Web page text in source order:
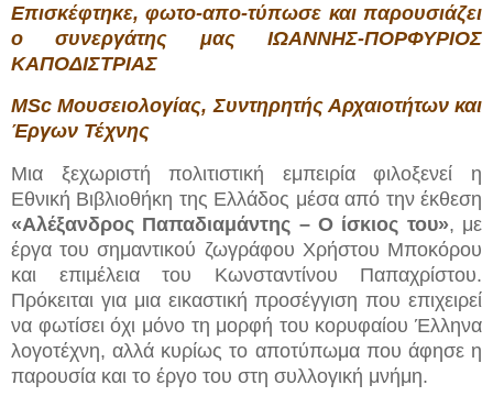
Επισκέφτηκε, φωτο-απο-τύπωσε και παρουσιάζει
ο συνεργάτης μας ΙΩΑΝΝΗΣ-ΠΟΡΦΥΡΙΟΣ
ΚΑΠΟΔΙΣΤΡΙΑΣ
MSc Μουσειολογίας, Συντηρητής Αρχαιοτήτων και
Έργων Τέχνης
Μια ξεχωριστή πολιτιστική εμπειρία φιλοξενεί η
Εθνική Βιβλιοθήκη της Ελλάδος μέσα από την έκθεση
«Αλέξανδρος Παπαδιαμάντης – Ο ίσκιος του», με
έργα του σημαντικού ζωγράφου Χρήστου Μποκόρου
και επιμέλεια του Κωνσταντίνου Παπαχρίστου.
Πρόκειται για μια εικαστική προσέγγιση που επιχειρεί
να φωτίσει όχι μόνο τη μορφή του κορυφαίου Έλληνα
λογοτέχνη, αλλά κυρίως το αποτύπωμα που άφησε η
παρουσία και το έργο του στη συλλογική μνήμη.